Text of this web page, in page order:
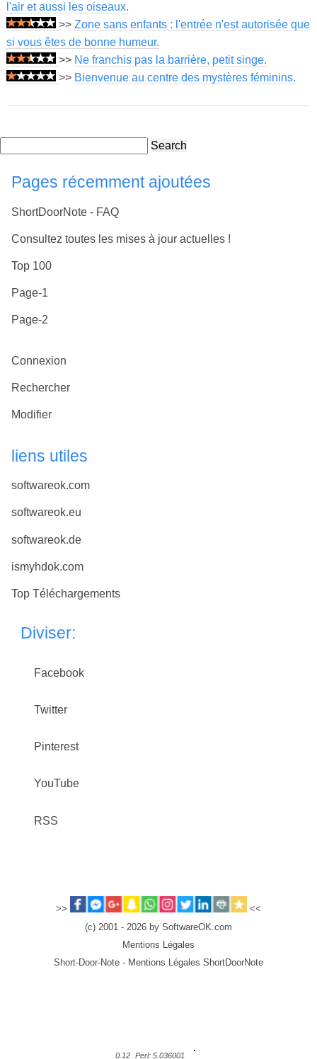
l'air et aussi les oiseaux.
>> Zone sans enfants : l'entrée n'est autorisée que
si vous êtes de bonne humeur.
>> Ne franchis pas la barrière, petit singe.
>> Bienvenue au centre des mystères féminins.
Search
Pages récemment ajoutées
ShortDoorNote - FAQ
Consultez toutes les mises à jour actuelles !
Top 100
Page-1
Page-2
Connexion
Rechercher
Modifier
liens utiles
softwareok.com
softwareok.eu
softwareok.de
ismyhdok.com
Top Téléchargements
Diviser:
Facebook
Twitter
Pinterest
YouTube
RSS
>>
<<
(c) 2001 - 2026 by SoftwareOK.com
Mentions Légales
Short-Door-Note - Mentions Légales ShortDoorNote
0.12 Perl: 5.036001